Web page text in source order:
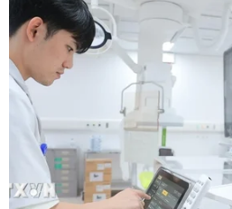
Khách tham quan thích thú thưởng
giới thiệu tại hội chợ. (Ảnh: